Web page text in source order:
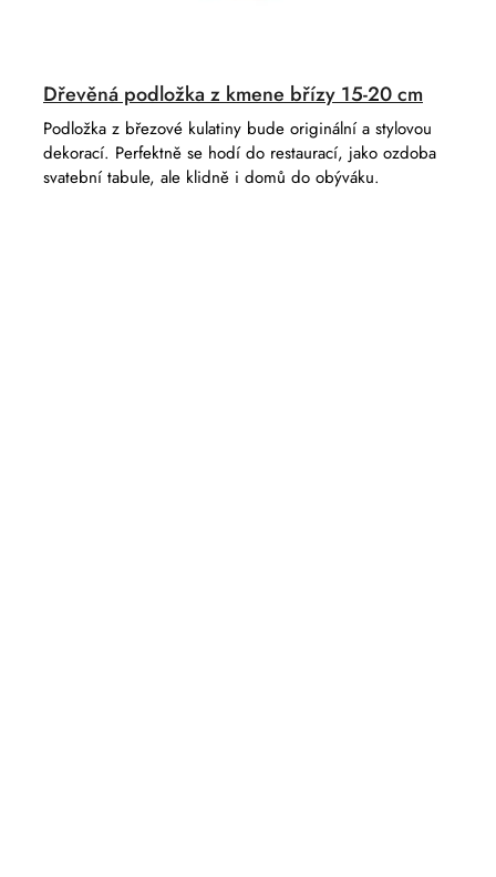
Dřevěná podložka z kmene břízy 15-20 cm
Podložka z březové kulatiny bude originální a stylovou
dekorací. Perfektně se hodí do restaurací, jako ozdoba
svatební tabule, ale klidně i domů do obýváku.